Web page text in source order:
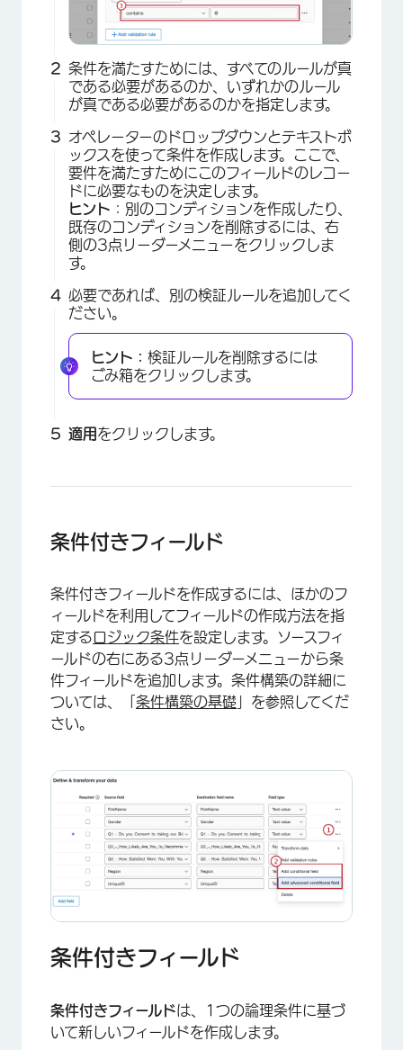
×
条件を満たすためには、すべてのルールが真
である必要があるのか、いずれかのルール
が真である必要があるのかを指定します。
オペレーターのドロップダウンとテキストボ
ックスを使って条件を作成します。ここで、
要件を満たすためにこのフィールドのレコー
ドに必要なものを決定します。
ヒント ：別のコンディションを作成したり、
既存のコンディションを削除するには、右
側の3点リーダーメニューをクリックしま
す。
必要であれば、別の検証ルールを追加してく
ださい。
ヒント： 検証ルールを削除するには
ごみ箱をクリックします。
適用をクリックします。
条件付きフィールド
条件付きフィールドを作成するには、ほかのフ
ィールドを利用してフィールドの作成方法を指
定するロジック条件を設定します。ソースフィ
ールドの右にある3点リーダーメニューから条
件フィールドを追加します。条件構築の詳細に
ついては、「 条件構築の基礎 」を参照してくだ
さい。
条件付きフィールド
条件付きフィールドは、1つの論理条件に基づ
いて新しいフィールドを作成します。